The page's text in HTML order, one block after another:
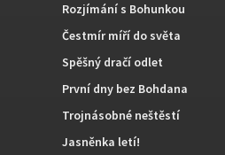
Rozjímání s Bohunkou
Čestmír míří do světa
Spěšný dračí odlet
První dny bez Bohdana
Trojnásobné neštěstí
Jasněnka letí!